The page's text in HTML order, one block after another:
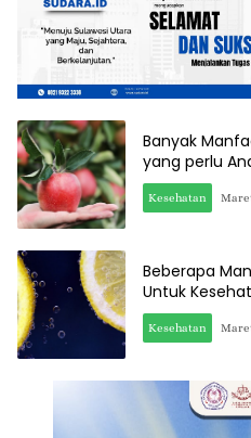
Banyak
yang perlu
Kesehatan
Beberapa
Untuk
Kesehatan